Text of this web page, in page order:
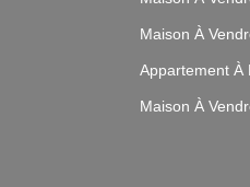
Maison À
Appartement À
Maison À